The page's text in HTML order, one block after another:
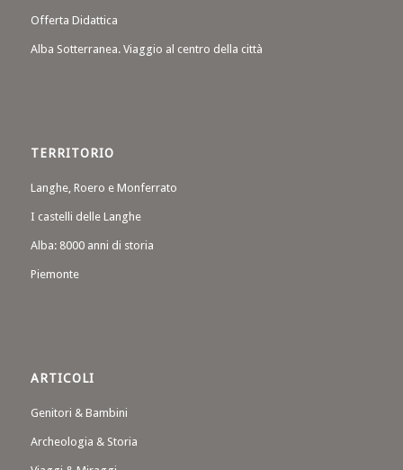
Offerta Didattica
Alba Sotterranea. Viaggio al centro della città
TERRITORIO
Langhe, Roero e Monferrato
I castelli delle Langhe
Alba: 8000 anni di storia
Piemonte
ARTICOLI
Genitori & Bambini
Archeologia & Storia